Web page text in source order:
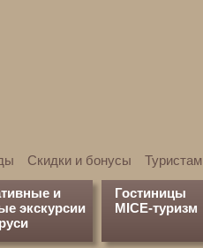
Скидки и бонусы Туристам
и
экскурсии
Гостиницы
MICE-туризм